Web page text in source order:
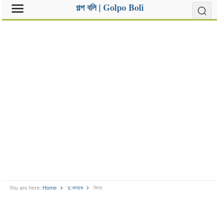
গল্প বলি | Golpo Boli
You are here: Home দু:খদায়ক বিদায়